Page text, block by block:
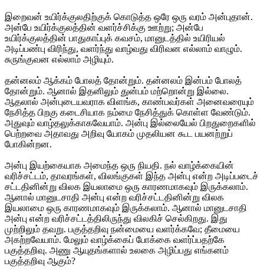
இறைவன் உயிர்க்குலதிற்குக் கொடுத்த ஒரே ஒரு வரம் அன்புதான்.
அன்பே உயிர்க்குலத்தின் வளர்ச்சிக்கு ஊற்று; அன்பே
உயிர்க்குலத்தின் பாதுகாப்புக் கவசம், மானுடத்தில் உயிரியல்
அடிப்பண்பு விரிந்து, வளர்ந்து வாழ்வது விரிவன எல்லாம் வாழும்.
சுருங்குவன எல்லாம் அழியும்.
தன்னலம் ஆக்கம் போலத் தோன்றும். தன்னலம் இன்பம் போலத்
தோன்றும். ஆனால் இதனிலும் துன்பம் மற்றொன்று இல்லை.
ஆதலால் அன்புடையவராக விளங்க, காண்பவர்கள் அனைவரையும்
நேசித்த பிறகு கடைசியாக நம்மை நேசித்துக் கொள்ள வேண்டும்.
அதுவும் வாழ்தலுக்காகவேயாம். அன்பு இல்லையேல் பிறதுறைகளில்
பெற்றவை அதாவது அறிவு யோகம் முதலியன கூட பயனற்றுப்
போகின்றன.
அன்பு இயற்கையாக அமைந்த ஒரு நியதி. நல் வாழ்க்கையின்
வரிச்சட்டம், தாவரங்கள், விலங்குகள் இந்த அன்பு என்ற அடிப்படைச்
சட்டதினின்று விலக இயலாமை ஒரு காரணமாகவும் இருக்கலாம்.
ஆனால் மானுடசாதி அன்பு என்ற வரிச்சட்டதினின்று விலக
இயலாமை ஒரு காரணமாகவும் இருக்கலாம். ஆனால் மானுடசாதி
அன்பு என்ற வரிச்சட்டத்திலிருந்து விலகிச் செல்கிறது. இது
முற்றிலும் தவறு. பகுத்தறிவு நன்மையை வளர்க்கவே; தீமையை
அகற்றவேயாம். மேலும் வாழ்க்கைப் போக்கை வளர்ப்பதற்கே
பகுத்தறிவு. அணு ஆயுதங்களால் உலகை அழிப்பது எங்கனம்
பகுத்தறிவு ஆகும்?